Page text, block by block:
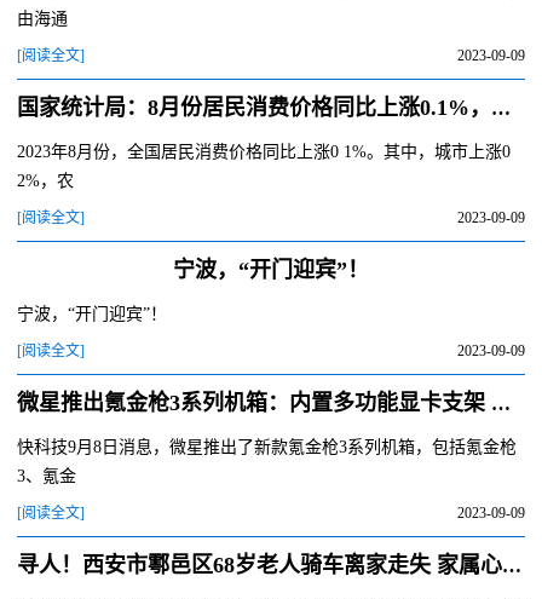
由海通
[阅读全文] 2023-09-09
国家统计局：8月份居民消费价格同比上涨0.1%，环比上涨0.3%
2023年8月份，全国居民消费价格同比上涨0 1%。其中，城市上涨0
2%，农
[阅读全文] 2023-09-09
宁波，“开门迎宾”！
宁波，“开门迎宾”！
[阅读全文] 2023-09-09
微星推出氪金枪3系列机箱：内置多功能显卡支架 支持多轴移动
快科技9月8日消息，微星推出了新款氪金枪3系列机箱，包括氪金枪
3、氪金
[阅读全文] 2023-09-09
寻人！西安市鄠邑区68岁老人骑车离家走失 家属心急如焚